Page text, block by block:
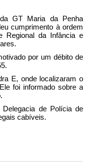
GT Maria da Penha
cumprimento à ordem
Regional da Infância e
por um débito de
E, onde localizaram o
foi informado sobre a
de Polícia de
cabíveis.